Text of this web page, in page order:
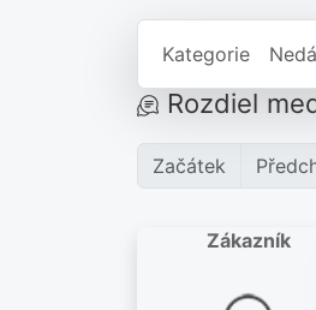
Kategorie
Rozdiel
Začátek
Zákazník